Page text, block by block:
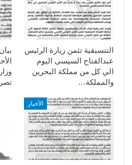
التنسيقية تثمن زيارة الرئيس
عبدالفتاح السيسى اليوم
الي كل من مملكة البحرين
والمملكة…
الأخبار